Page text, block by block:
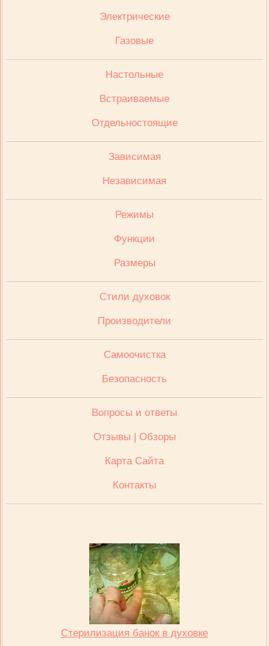
Электрические
Газовые
Настольные
Встраиваемые
Отдельностоящие
Зависимая
Независимая
Режимы
Функции
Размеры
Стили духовок
Производители
Cамоочистка
Безопасность
Вопросы и ответы
Отзывы | Обзоры
Карта Сайта
Контакты
Стерилизация банок в духовке